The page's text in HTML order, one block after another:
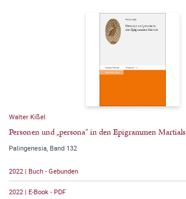
Walter Kißel
Personen und „persona“ in den Epigrammen Martials
Palingenesia, Band 132
2022 | Buch - Gebunden
2022 | E-Book - PDF